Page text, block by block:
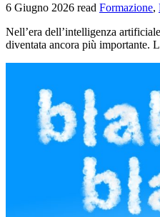
6 Giugno 2026 read Formazione,
Nell’era dell’intelligenza
diventata ancora più importante.